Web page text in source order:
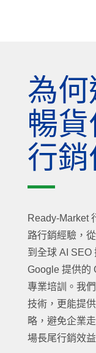
為何
暢
行銷
Ready-Market
路行銷經驗，
到全球 AI SEO
Google 提供的
專業培訓。我
技術，更能提
略，避免企業
場長尾行銷效益